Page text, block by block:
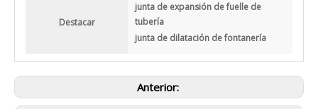
Destacar
junta de expansión de fuelle de
tubería
junta de dilatación de fontanería
Anterior: